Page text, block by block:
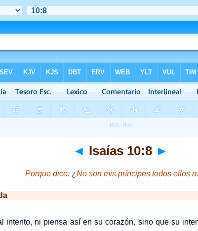
◄ Isaías 10:8 ►
Porque dice: ¿No son mis príncipes todos ellos
intento, ni piensa así en su corazón, sino que su